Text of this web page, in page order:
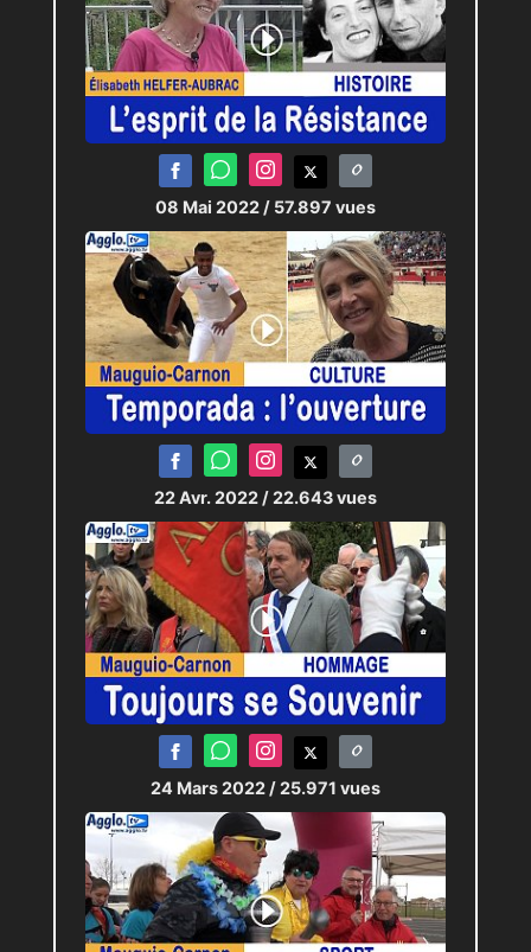
08 Mai 2022 / 57.897 vues
22 Avr. 2022 / 22.643 vues
24 Mars 2022 / 25.971 vues